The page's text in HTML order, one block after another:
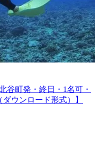
谷町発・終日・1名可・
ウンロード形式）】